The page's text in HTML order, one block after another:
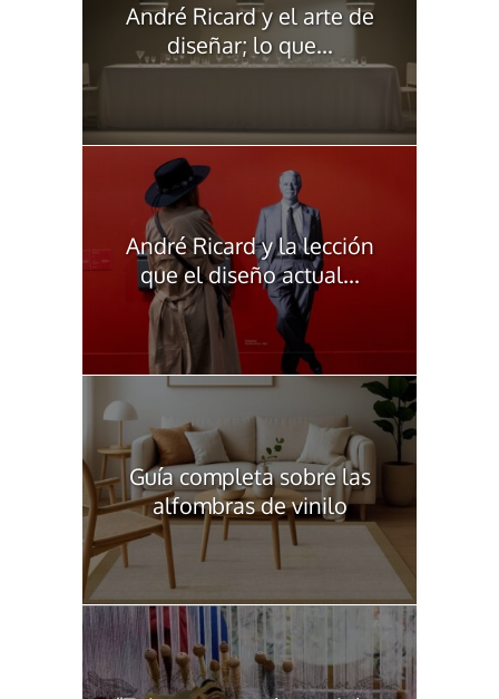
André Ricard y el arte de
diseñar; lo que...
André Ricard y la lección
que el diseño actual...
Guía completa sobre las
alfombras de vinilo